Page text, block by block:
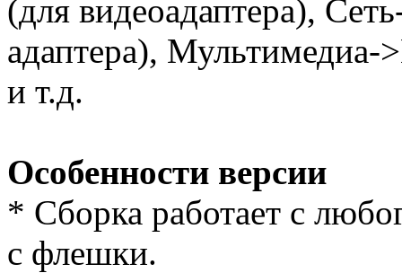
(для видеоадаптера),
адаптера), Мультимедиа-
и т.д.
Особенности версии
* Cборка работает с
с флешки.